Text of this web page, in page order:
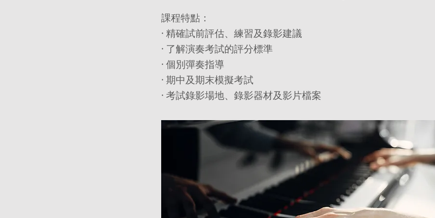
課程特點：
· 精確試前評估、練習及錄影建議
· 了解演奏考試的評分標準
· 個別彈奏指導
· 期中及期末模擬考試
· 考試錄影場地、錄影器材及影片檔案